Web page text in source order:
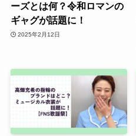
ーズとは何？令和ロマンの
ギャグが話題に！
2025年2月12日